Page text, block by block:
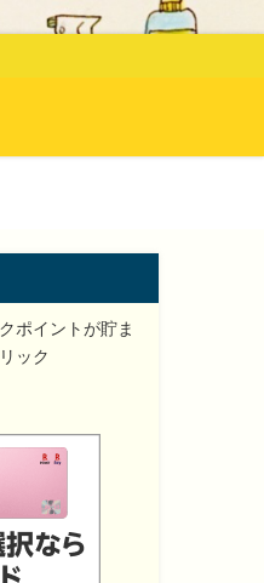
ョン
口
のマジックボール ソリュー
ポイントが貯ま
ック